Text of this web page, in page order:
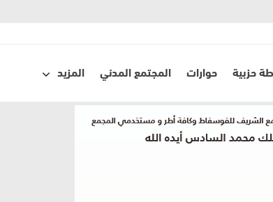
حزبية حوارات المجتمع المدني المزيد